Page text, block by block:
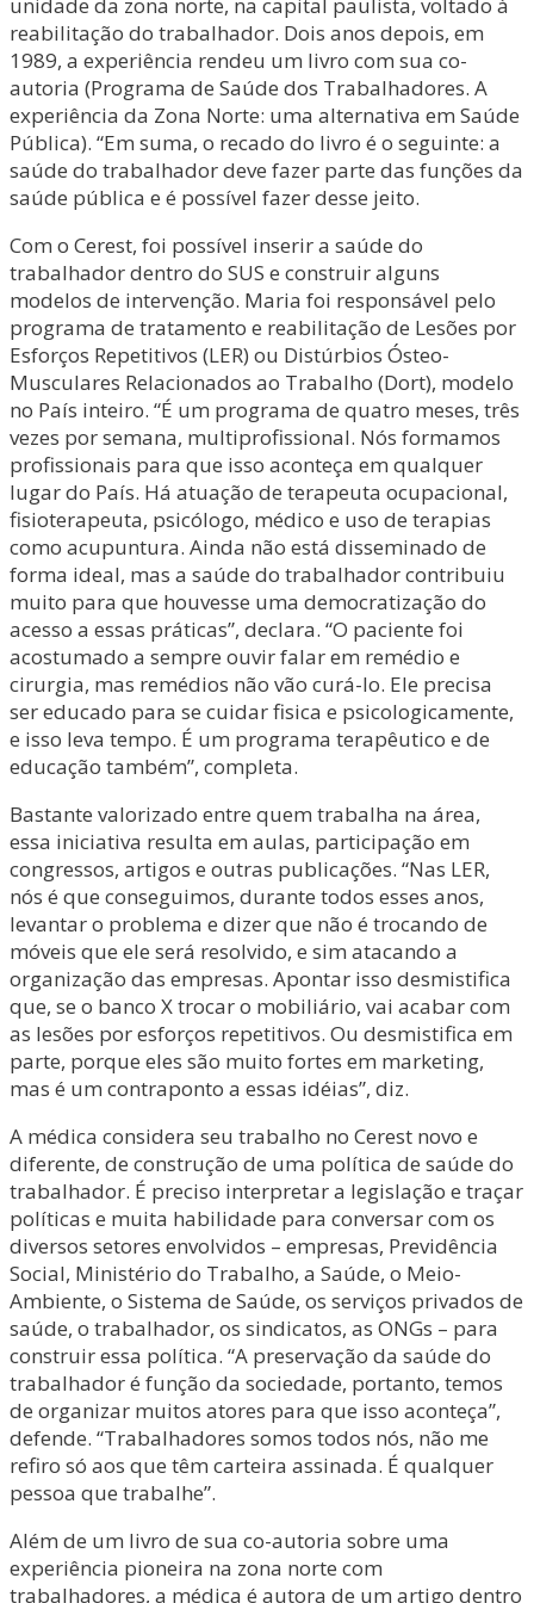
reabilitação do trabalhador. Dois anos depois, em
1989, a experiência rendeu um livro com sua co-
autoria (Programa de Saúde dos Trabalhadores. A
experiência da Zona Norte: uma alternativa em Saúde
Pública). “Em suma, o recado do livro é o seguinte: a
saúde do trabalhador deve fazer parte das funções da
saúde pública e é possível fazer desse jeito.
Com o Cerest, foi possível inserir a saúde do
trabalhador dentro do SUS e construir alguns
modelos de intervenção. Maria foi responsável pelo
programa de tratamento e reabilitação de Lesões por
Esforços Repetitivos (LER) ou Distúrbios Ósteo-
Musculares Relacionados ao Trabalho (Dort), modelo
no País inteiro. “É um programa de quatro meses, três
vezes por semana, multiprofissional. Nós formamos
profissionais para que isso aconteça em qualquer
lugar do País. Há atuação de terapeuta ocupacional,
fisioterapeuta, psicólogo, médico e uso de terapias
como acupuntura. Ainda não está disseminado de
forma ideal, mas a saúde do trabalhador contribuiu
muito para que houvesse uma democratização do
acesso a essas práticas”, declara. “O paciente foi
acostumado a sempre ouvir falar em remédio e
cirurgia, mas remédios não vão curá-lo. Ele precisa
ser educado para se cuidar fisica e psicologicamente,
e isso leva tempo. É um programa terapêutico e de
educação também”, completa.
Bastante valorizado entre quem trabalha na área,
essa iniciativa resulta em aulas, participação em
congressos, artigos e outras publicações. “Nas LER,
nós é que conseguimos, durante todos esses anos,
levantar o problema e dizer que não é trocando de
móveis que ele será resolvido, e sim atacando a
organização das empresas. Apontar isso desmistifica
que, se o banco X trocar o mobiliário, vai acabar com
as lesões por esforços repetitivos. Ou desmistifica em
parte, porque eles são muito fortes em marketing,
mas é um contraponto a essas idéias”, diz.
A médica considera seu trabalho no Cerest novo e
diferente, de construção de uma política de saúde do
trabalhador. É preciso interpretar a legislação e traçar
políticas e muita habilidade para conversar com os
diversos setores envolvidos – empresas, Previdência
Social, Ministério do Trabalho, a Saúde, o Meio-
Ambiente, o Sistema de Saúde, os serviços privados de
saúde, o trabalhador, os sindicatos, as ONGs – para
construir essa política. “A preservação da saúde do
trabalhador é função da sociedade, portanto, temos
de organizar muitos atores para que isso aconteça”,
defende. “Trabalhadores somos todos nós, não me
refiro só aos que têm carteira assinada. É qualquer
pessoa que trabalhe”.
Além de um livro de sua co-autoria sobre uma
experiência pioneira na zona norte com
trabalhadores, a médica é autora de um artigo dentro